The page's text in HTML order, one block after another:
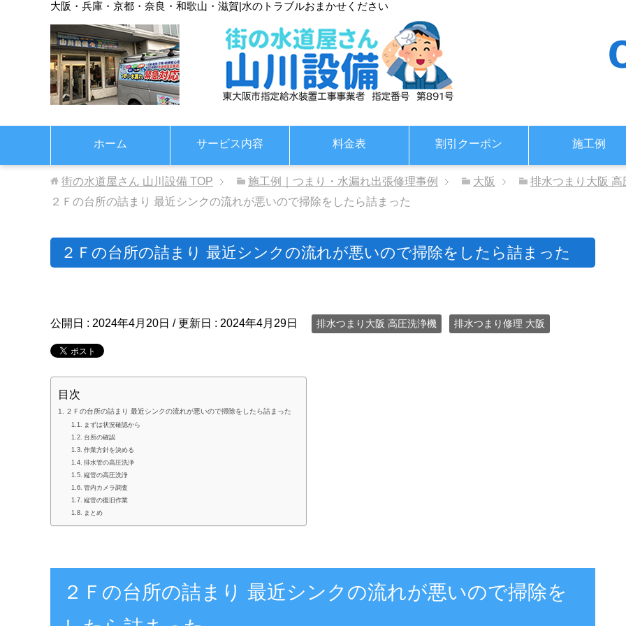
大阪・兵庫・京都・奈良・和歌山・滋賀|水のトラブルおまかせください
ホーム サービス内容 料金表 割引クーポン 施工例
街の水道屋さん 山川設備 TOP 施工例｜つまり・水漏れ出張修理事例 大阪
排水つまり大阪 高
２Ｆの台所の詰まり 最近シンクの流れが悪いので掃除をしたら詰まった
２Ｆの台所の詰まり 最近シンクの流れが悪いので掃除をしたら詰まった
公開日 : 2024年4月20日 / 更新日 : 2024年4月29日 排水つまり大阪 高圧洗浄機 排水つまり修理 大阪
目次
２Ｆの台所の詰まり 最近シンクの流れが悪いので掃除をしたら詰まった
まずは状況確認から
台所の確認
作業方針を決める
排水管の高圧洗浄
縦管の高圧洗浄
管内カメラ調査
縦管の復旧作業
まとめ
２Ｆの台所の詰まり 最近シンクの流れが悪いので掃除を